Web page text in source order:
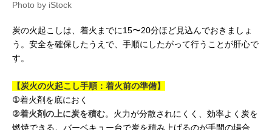
Photo by iStock
炭の火起こしは、着火までに15〜20分ほど見込んでおきましょ
う。安全を確保したうえで、手順にしたがって行うことが肝心で
す。
【炭火の火起こし手順：着火前の準備】
①着火剤を底におく
②着火剤の上に炭を積む。火力が分散されにくく、効率よく炭を
燃焼できる。バーベキュー台で炭を積み上げるのが手間の場合